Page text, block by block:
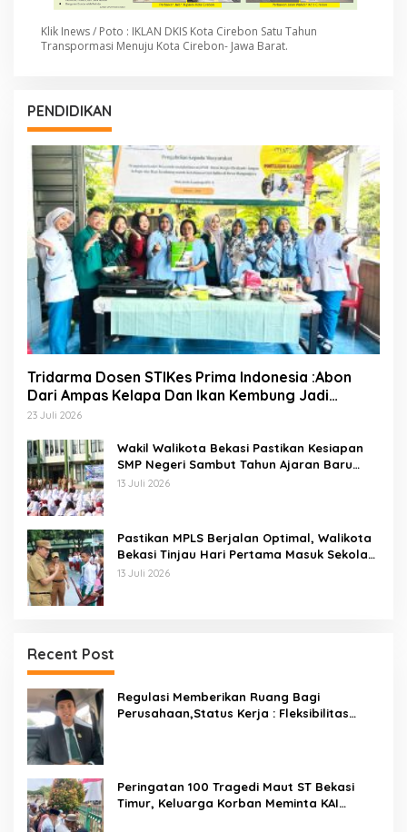
Klik Inews / Poto : IKLAN DKIS Kota Cirebon Satu Tahun
Transpormasi Menuju Kota Cirebon- Jawa Barat.
PENDIDIKAN
Tridarma Dosen STIKes Prima Indonesia :Abon
Dari Ampas Kelapa Dan Ikan Kembung Jadi
Inovasi PMT Balita Di Desa Mangunjaya Bekasi
23 Juli 2026
Wakil Walikota Bekasi Pastikan Kesiapan
SMP Negeri Sambut Tahun Ajaran Baru
2026
13 Juli 2026
Pastikan MPLS Berjalan Optimal, Walikota
Bekasi Tinjau Hari Pertama Masuk Sekolah
Di SMPN 12 Kota Bekasi
13 Juli 2026
Recent Post
Regulasi Memberikan Ruang Bagi
Perusahaan,Status Kerja : Fleksibilitas
Peringatan 100 Tragedi Maut ST Bekasi
Timur, Keluarga Korban Meminta KAI